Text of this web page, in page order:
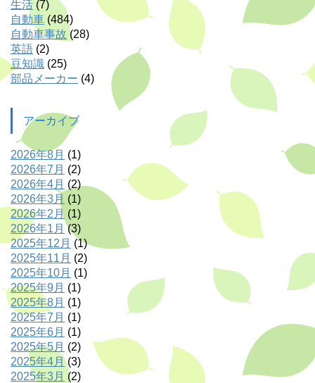
生活 (7)
自動車 (484)
自動車事故 (28)
英語 (2)
豆知識 (25)
部品メーカー (4)
アーカイブ
2026年8月 (1)
2026年7月 (2)
2026年4月 (2)
2026年3月 (1)
2026年2月 (1)
2026年1月 (3)
2025年12月 (1)
2025年11月 (2)
2025年10月 (1)
2025年9月 (1)
2025年8月 (1)
2025年7月 (1)
2025年6月 (1)
2025年5月 (2)
2025年4月(3)
2025年3月 (2)